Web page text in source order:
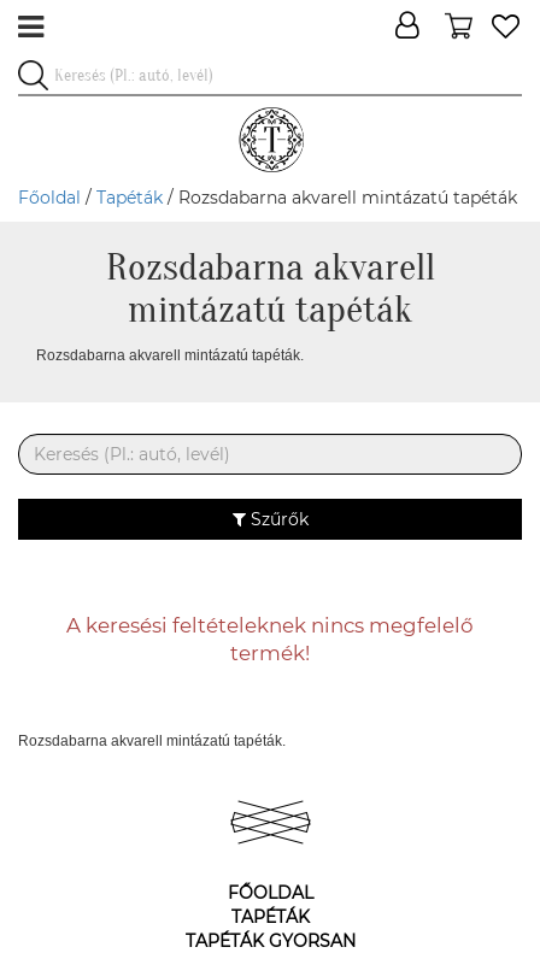
Főoldal / Tapéták / Rozsdabarna akvarell mintázatú tapéták
Rozsdabarna akvarell
mintázatú tapéták
Rozsdabarna akvarell mintázatú tapéták.
Szűrők
A keresési feltételeknek nincs megfelelő
termék!
Rozsdabarna akvarell mintázatú tapéták.
FŐOLDAL
TAPÉTÁK
TAPÉTÁK GYORSAN